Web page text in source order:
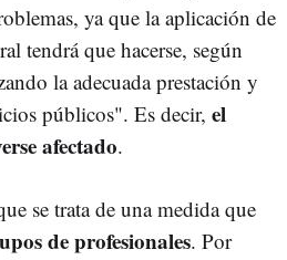
ya que la aplicación de
tendrá que hacerse, según
la adecuada prestación y
públicos". Es decir, el
afectado.
se trata de una medida que
de profesionales. Por